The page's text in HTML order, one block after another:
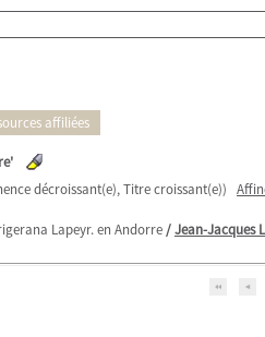
affiliées
décroissant(e), Titre croissant(e))
Lapeyr. en Andorre/Jean-Jacques